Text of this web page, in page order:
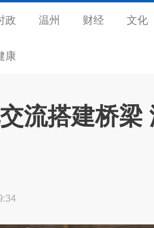
政 温州 财经 文化
康
流搭建桥